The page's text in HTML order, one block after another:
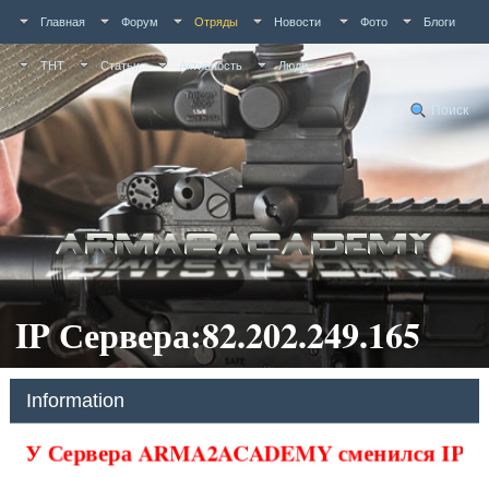
Главная Форум Отряды Новости Фото Блоги
ТНТ Статьи Активность Люди
Поиск
IP Сервера:82.202.249.165
Information
У Сервера ARMA2ACADEMY сменился IP